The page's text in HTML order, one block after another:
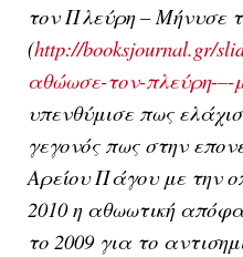
τον Πλεύρη – Μήνυσε
(http://booksjournal.gr/
αθώωσε-τον-πλεύρη-
υπενθύμισε πως
γεγονός πως στην
Αρείου Πάγου με την
2010 η αθωωτική
το 2009 για το